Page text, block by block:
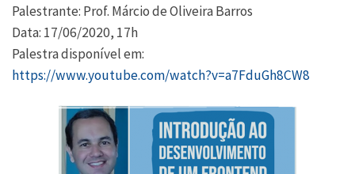
Palestrante: Prof. Márcio de Oliveira Barros
Data: 17/06/2020, 17h
Palestra disponível em:
https://www.youtube.com/watch?v=a7FduGh8CW8